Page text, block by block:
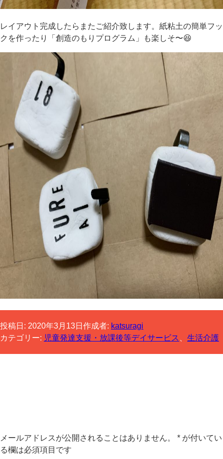
レイアウト完成したらまたご紹介致します。紙粘土の簡単フッ
クを作ったり「創造のもりプログラム」も楽しそ〜😆
投稿日: 2020年3月13日 作成者: katsuragi
カテゴリー: 児童発達支援・放課後等デイサービス 生活介護
メールアドレスが公開されることはありません。 * が付いてい
る欄は必須項目です